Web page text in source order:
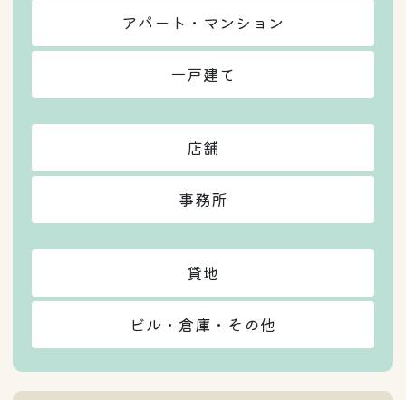
アパート・マンション
一戸建て
店舗
事務所
貸地
ビル・倉庫・その他